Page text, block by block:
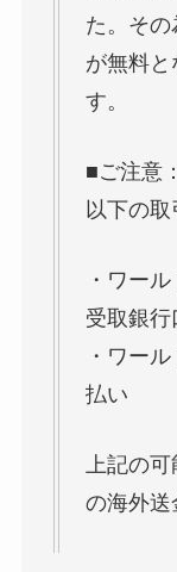
た。そ
が無料と
す。
■ご注意
以下の
・ワー
受取銀
・ワー
払い
上記の
の海外送